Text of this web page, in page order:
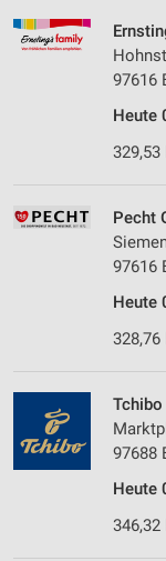
97616
Heute
329,53
Pecht
97616
Heute
328,76
97688
Heute